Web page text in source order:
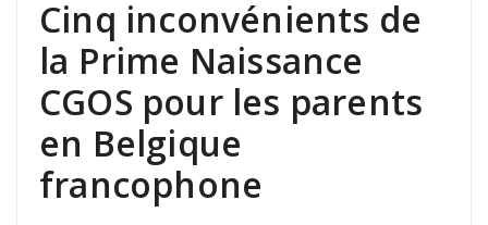
Cinq inconvénients de
la Prime Naissance
CGOS pour les parents
en Belgique
francophone